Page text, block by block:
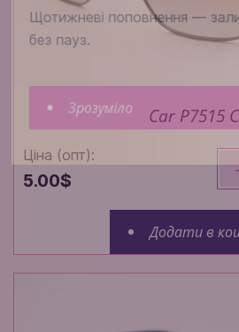
Car P7515
Ціна (опт):
5.00$
Додати в
Щотижневі поповнення —
без пауз.
Зрозуміло